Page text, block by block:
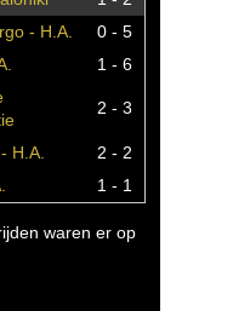
- H.A.
0 - 5
1 - 6
2 - 3
H.A.
2 - 2
1 - 1
waren er op